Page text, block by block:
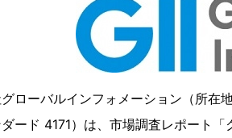
ローバルインフォメーション（所在
ード 4171）は、市場調査レポート